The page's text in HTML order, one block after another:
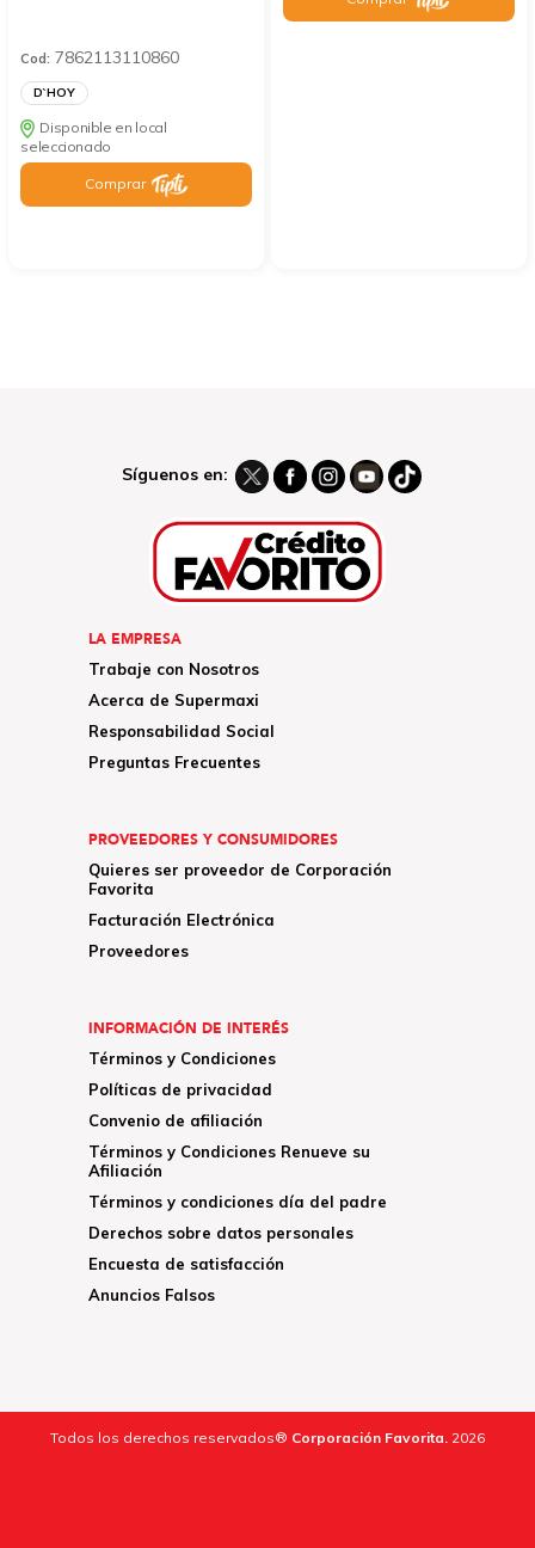
Cod: 7862113110860
D`HOY
Disponible en local
seleccionado
Comprar
Síguenos en:
LA EMPRESA
Trabaje con Nosotros
Acerca de Supermaxi
Responsabilidad Social
Preguntas Frecuentes
PROVEEDORES Y CONSUMIDORES
Quieres ser proveedor de Corporación
Favorita
Facturación Electrónica
Proveedores
INFORMACIÓN DE INTERÉS
Términos y Condiciones
Políticas de privacidad
Convenio de afiliación
Términos y Condiciones Renueve su
Afiliación
Términos y condiciones día del padre
Derechos sobre datos personales
Encuesta de satisfacción
Anuncios Falsos
Todos los derechos reservados® Corporación Favorita. 2026